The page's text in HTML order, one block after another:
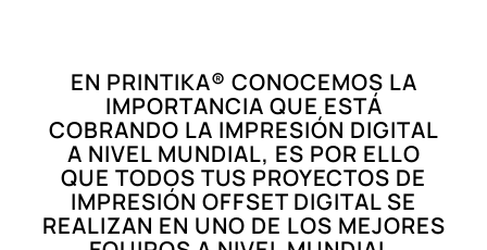
EN PRINTIKA® CONOCEMOS LA
IMPORTANCIA QUE ESTÁ
COBRANDO LA IMPRESIÓN DIGITAL
A NIVEL MUNDIAL, ES POR ELLO
QUE TODOS TUS PROYECTOS DE
IMPRESIÓN OFFSET DIGITAL SE
REALIZAN EN UNO DE LOS MEJORES